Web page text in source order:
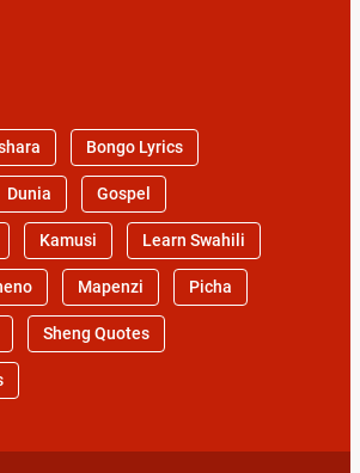
Bongo Lyrics
Dunia Gospel
Kamusi Learn Swahili
Mapenzi Picha
Sheng Quotes